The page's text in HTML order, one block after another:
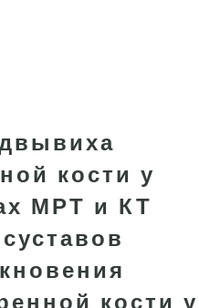
кости у
МРТ и КТ
кости у